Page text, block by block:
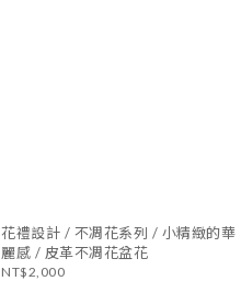
花禮設計 / 不凋花系列 / 小精緻的華
麗感 / 皮革不凋花盆花
NT$2,000